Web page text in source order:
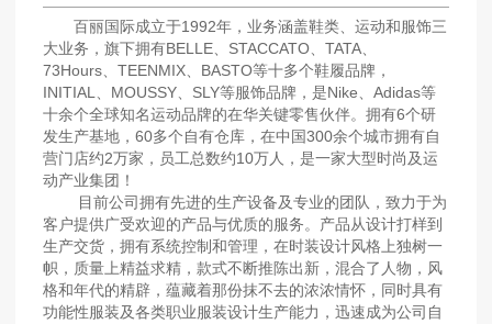
百丽国际成立于1992年，业务涵盖鞋类、运动和服饰三
大业务，旗下拥有BELLE、STACCATO、TATA、
73Hours、TEENMIX、BASTO等十多个鞋履品牌，
INITIAL、MOUSSY、SLY等服饰品牌，是Nike、Adidas等
十余个全球知名运动品牌的在华关键零售伙伴。拥有6个研
发生产基地，60多个自有仓库，在中国300余个城市拥有自
营门店约2万家，员工总数约10万人，是一家大型时尚及运
动产业集团！
目前公司拥有先进的生产设备及专业的团队，致力于为
客户提供广受欢迎的产品与优质的服务。产品从设计打样到
生产交货，拥有系统控制和管理，在时装设计风格上独树一
帜，质量上精益求精，款式不断推陈出新，混合了人物，风
格和年代的精辟，蕴藏着那份抹不去的浓浓情怀，同时具有
功能性服装及各类职业服装设计生产能力，迅速成为公司自